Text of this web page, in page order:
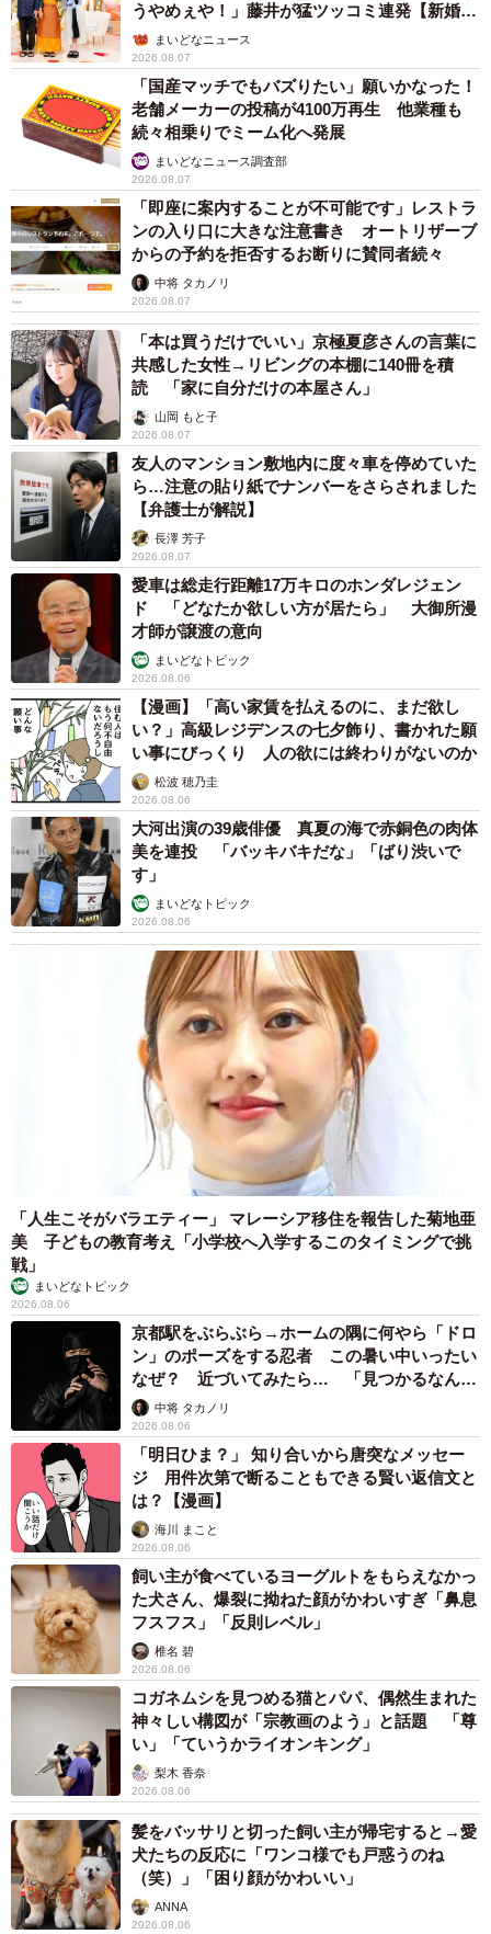
うやめぇや！」藤井が猛ツッコミ連発【新婚さ
ん】まいどなニュース
2026.08.07
「国産マッチでもバズりたい」願いかなった！
老舗メーカーの投稿が4100万再生 他業種も
続々相乗りでミーム化へ発展
まいどなニュース調査部
2026.08.07
「即座に案内することが不可能です」レストラ
ンの入り口に大きな注意書き オートリザーブ
からの予約を拒否するお断りに賛同者続々
中将 タカノリ
2026.08.07
「本は買うだけでいい」京極夏彦さんの言葉に
共感した女性→リビングの本棚に140冊を積
読 「家に自分だけの本屋さん」
山岡 もと子
2026.08.07
友人のマンション敷地内に度々車を停めていた
ら…注意の貼り紙でナンバーをさらされました
【弁護士が解説】
長澤 芳子
2026.08.07
愛車は総走行距離17万キロのホンダレジェン
ド 「どなたか欲しい方が居たら」 大御所漫
才師が譲渡の意向
まいどなトピック
2026.08.06
【漫画】「高い家賃を払えるのに、まだ欲し
い？」高級レジデンスの七夕飾り、書かれた願
い事にびっくり 人の欲には終わりがないのか
松波 穂乃圭
2026.08.06
大河出演の39歳俳優 真夏の海で赤銅色の肉体
美を連投 「バッキバキだな」「ばり渋いで
す」
まいどなトピック
2026.08.06
「人生こそがバラエティー」 マレーシア移住を報告した菊地亜
美 子どもの教育考え「小学校へ入学するこのタイミングで挑
戦」
まいどなトピック
2026.08.06
京都駅をぶらぶら→ホームの隅に何やら「ドロ
ン」のポーズをする忍者 この暑い中いったい
なぜ？ 近づいてみたら… 「見つかるなんて
未熟」中将 タカノリ
2026.08.06
「明日ひま？」 知り合いから唐突なメッセー
ジ 用件次第で断ることもできる賢い返信文と
は？【漫画】
海川 まこと
2026.08.06
飼い主が食べているヨーグルトをもらえなかっ
た犬さん、爆裂に拗ねた顔がかわいすぎ「鼻息
フスフス」「反則レベル」
椎名 碧
2026.08.06
コガネムシを見つめる猫とパパ、偶然生まれた
神々しい構図が「宗教画のよう」と話題 「尊
い」「ていうかライオンキング」
梨木 香奈
2026.08.06
髪をバッサリと切った飼い主が帰宅すると→愛
犬たちの反応に「ワンコ様でも戸惑うのね
（笑）」「困り顔がかわいい」
ANNA
2026.08.06